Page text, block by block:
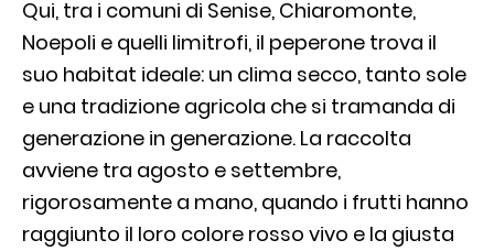
Qui, tra i comuni di Senise, Chiaromonte,
Noepoli e quelli limitrofi, il peperone trova il
suo habitat ideale: un clima secco, tanto sole
e una tradizione agricola che si tramanda di
generazione in generazione. La raccolta
avviene tra agosto e settembre,
rigorosamente a mano, quando i frutti hanno
raggiunto il loro colore rosso vivo e la giusta